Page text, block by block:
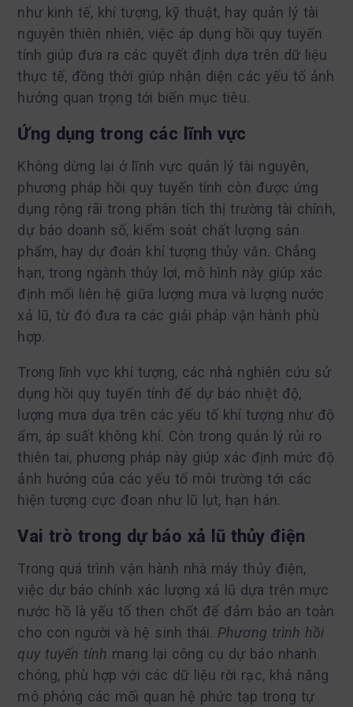
như kinh tế, khí tượng, kỹ thuật, hay quản lý tài
nguyên thiên nhiên, việc áp dụng hồi quy tuyến
tính giúp đưa ra các quyết định dựa trên dữ liệu
thực tế, đồng thời giúp nhận diện các yếu tố ảnh
hưởng quan trọng tới biến mục tiêu.
Ứng dụng trong các lĩnh vực
Không dừng lại ở lĩnh vực quản lý tài nguyên,
phương pháp hồi quy tuyến tính còn được ứng
dụng rộng rãi trong phân tích thị trường tài chính,
dự báo doanh số, kiểm soát chất lượng sản
phẩm, hay dự đoán khí tượng thủy văn. Chẳng
hạn, trong ngành thủy lợi, mô hình này giúp xác
định mối liên hệ giữa lượng mưa và lượng nước
xả lũ, từ đó đưa ra các giải pháp vận hành phù
hợp.
Trong lĩnh vực khí tượng, các nhà nghiên cứu sử
dụng hồi quy tuyến tính để dự báo nhiệt độ,
lượng mưa dựa trên các yếu tố khí tượng như độ
ẩm, áp suất không khí. Còn trong quản lý rủi ro
thiên tai, phương pháp này giúp xác định mức độ
ảnh hưởng của các yếu tố môi trường tới các
hiện tượng cực đoan như lũ lụt, hạn hán.
Vai trò trong dự báo xả lũ thủy điện
Trong quá trình vận hành nhà máy thủy điện,
việc dự báo chính xác lượng xả lũ dựa trên mực
nước hồ là yếu tố then chốt để đảm bảo an toàn
cho con người và hệ sinh thái. Phương trình hồi
quy tuyến tính mang lại công cụ dự báo nhanh
chóng, phù hợp với các dữ liệu rời rạc, khả năng
mô phỏng các mối quan hệ phức tạp trong tự